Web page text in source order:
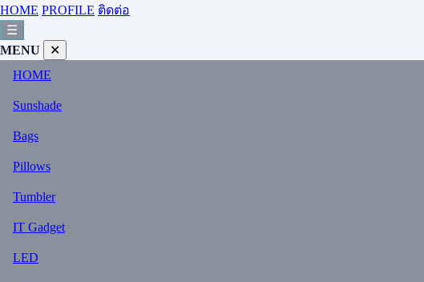
HOME PROFILE ติดต่อ
☰
MENU
✕
HOME
Sunshade
Bags
Pillows
Tumbler
IT Gadget
LED